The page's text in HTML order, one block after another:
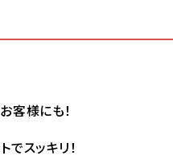
客様にも！
スッキリ！